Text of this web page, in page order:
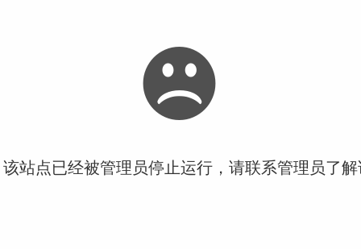
站点已经被管理员停止运行，请联系管理员了